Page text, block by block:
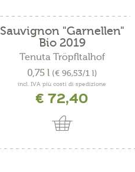
Sauvignon "Garnellen"
Bio 2019
Tenuta Tröpfltalhof
0,75 l (€ 96,53/1 l)
incl. IVA più costi di spedizione
€ 72,40